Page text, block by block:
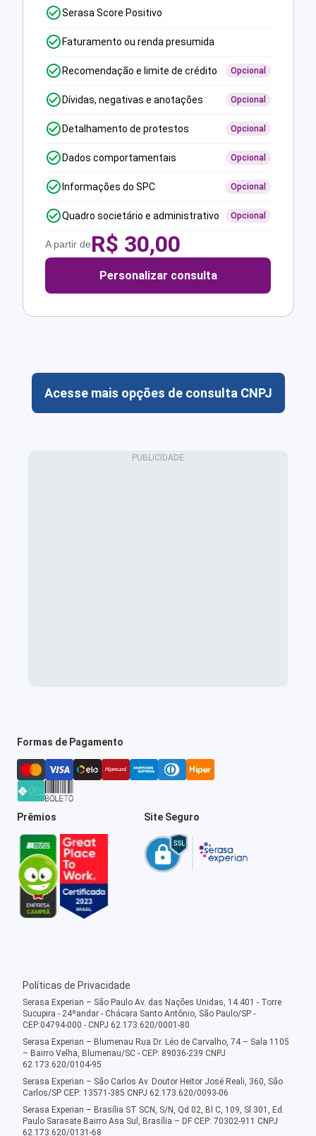
Serasa Score Positivo
Faturamento ou renda presumida
Recomendação e limite de crédito Opcional
Dívidas, negativas e anotações Opcional
Detalhamento de protestos Opcional
Dados comportamentais Opcional
Informações do SPC Opcional
Quadro societário e administrativo Opcional
A partir deR$ 30,00
Personalizar consulta
Acesse mais opções de consulta CNPJ
Formas de Pagamento
Prêmios Site Seguro
Políticas de Privacidade
Serasa Experian – São Paulo Av. das Nações Unidas, 14.401 - Torre
Sucupira - 24ºandar - Chácara Santo Antônio, São Paulo/SP -
CEP:04794-000 - CNPJ 62.173.620/0001-80
Serasa Experian – Blumenau Rua Dr. Léo de Carvalho, 74 – Sala 1105
– Bairro Velha, Blumenau/SC - CEP: 89036-239 CNPJ
62.173.620/0104-95
Serasa Experian – São Carlos Av. Doutor Heitor José Reali, 360, São
Carlos/SP CEP: 13571-385 CNPJ 62.173.620/0093-06
Serasa Experian – Brasília ST SCN, S/N, Qd 02, Bl C, 109, Sl 301, Ed.
Paulo Sarasate Bairro Asa Sul, Brasília – DF CEP: 70302-911 CNPJ
62.173.620/0131-68